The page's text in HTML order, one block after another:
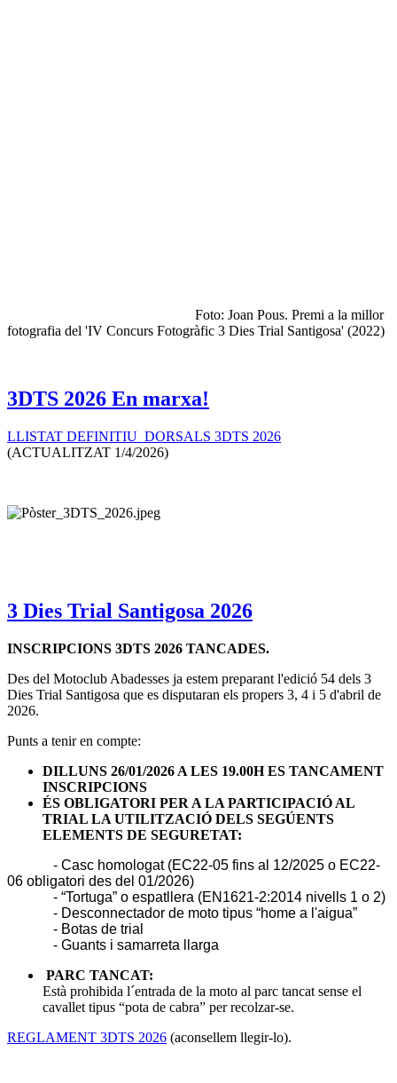
Foto: Joan Pous. Premi a la millor
fotografia del 'IV Concurs Fotogràfic 3 Dies Trial Santigosa' (2022)
3DTS 2026 En marxa!
LLISTAT DEFINITIU DORSALS 3DTS 2026
(ACTUALITZAT 1/4/2026)
3 Dies Trial Santigosa 2026
INSCRIPCIONS 3DTS 2026 TANCADES.
Des del Motoclub Abadesses ja estem preparant l'edició 54 dels 3
Dies Trial Santigosa que es disputaran els propers 3, 4 i 5 d'abril de
2026.
Punts a tenir en compte:
DILLUNS 26/01/2026 A LES 19.00H ES TANCAMENT
INSCRIPCIONS
ÉS OBLIGATORI PER A LA PARTICIPACIÓ AL
TRIAL LA UTILITZACIÓ DELS SEGÚENTS
ELEMENTS DE SEGURETAT:
- Casc homologat (EC22-05 fins al 12/2025 o EC22-
06 obligatori des del 01/2026)
- “Tortuga” o espatllera (EN1621-2:2014 nivells 1 o 2)
- Desconnectador de moto tipus “home a l'aigua”
- Botas de trial
- Guants i samarreta llarga
PARC TANCAT:
Està prohibida l´entrada de la moto al parc tancat sense el
cavallet tipus “pota de cabra” per recolzar-se.
REGLAMENT 3DTS 2026 (aconsellem llegir-lo).